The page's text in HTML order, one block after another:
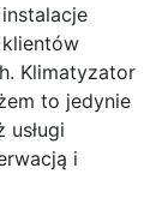
Klimatyzator
to jedynie
i